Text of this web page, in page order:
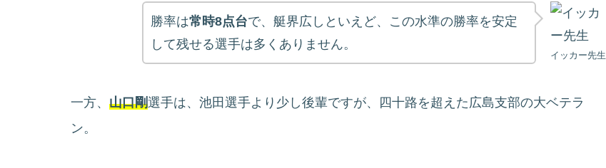
イッカー先生
勝率は常時8点台で、艇界広しといえど、この水準の勝率を安定
して残せる選手は多くありません。
一方、 山口剛選手は、池田選手より少し後輩ですが、四十路を超えた広島支部の大ベテラ
ン。